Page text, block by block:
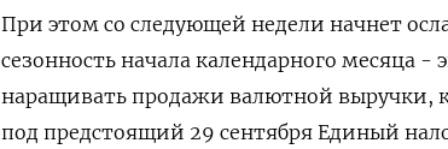
При этом со следующей недели начнет
сезонность начала календарного месяца -
наращивать продажи валютной выручки,
под предстоящий 29 сентября Единый